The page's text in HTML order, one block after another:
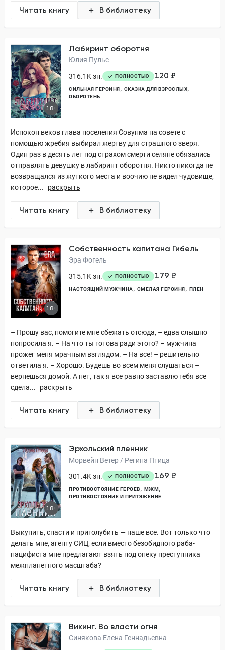
Читать книгу В библиотеку
18+
Лабиринт оборотня
Юлия Пульс
316.1K зн.
ПОЛНОСТЬЮ 120 ₽
СИЛЬНАЯ ГЕРОИНЯ
СКАЗКА ДЛЯ ВЗРОСЛЫХ
ОБОРОТЕНЬ
Испокон веков глава поселения Совунма на совете с
помощью жребия выбирал жертву для страшного зверя.
Один раз в десять лет под страхом смерти селяне обязались
отправлять девушку в лабиринт оборотня. Никто никогда не
возвращался из жуткого места и воочию не видел чудовище,
которое...
раскрыть
Читать книгу В библиотеку
18+
Собственность капитана Гибель
Эра Фогель
315.1K зн.
ПОЛНОСТЬЮ 179 ₽
НАСТОЯЩИЙ МУЖЧИНА СМЕЛАЯ ГЕРОИНЯ ПЛЕН
– Прошу вас, помогите мне сбежать отсюда, – едва слышно
попросила я. – На что ты готова ради этого? – мужчина
прожег меня мрачным взглядом. – На все! – решительно
ответила я. – Хорошо. Будешь во всем меня слушаться –
вернешься домой. А нет, так я все равно заставлю тебя все
сдела...
раскрыть
Читать книгу В библиотеку
18+
Эрхольский пленник
Морвейн Ветер / Регина Птица
301.4K зн.
ПОЛНОСТЬЮ 169 ₽
ПРОТИВОСТОЯНИЕ ГЕРОЕВ
МЖМ
ПРОТИВОСТОЯНИЕ И ПРИТЯЖЕНИЕ
Выкупить, спасти и приголубить — наше все. Вот только что
делать мне, агенту СИЦ, если вместо безобидного раба-
пацифиста мне предлагают взять под опеку преступника
межпланетного масштаба?
Читать книгу В библиотеку
Викинг. Во власти огня
Синякова Елена Геннадьевна